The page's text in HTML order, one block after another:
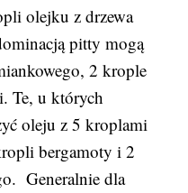
olejku z drzewa
pitty mogą
2 krople
Te, u których
oleju z 5 kroplami
bergamoty i 2
Generalnie dla